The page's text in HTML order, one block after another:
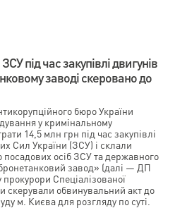
під час закупівлі двигунів
заводі скеровано до
бюро України
у кримінальному
14,5 млн грн під час закупівлі
Сил України (ЗСУ) і склали
посадових осіб ЗСУ та державного
завод» (далі — ДП
Спеціалізованої
скерували обвинувальний акт до
м. Києва для розгляду по суті.